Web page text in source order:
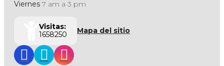
Viernes 7 am a 3 pm
Visitas:
1658250
Mapa del sitio